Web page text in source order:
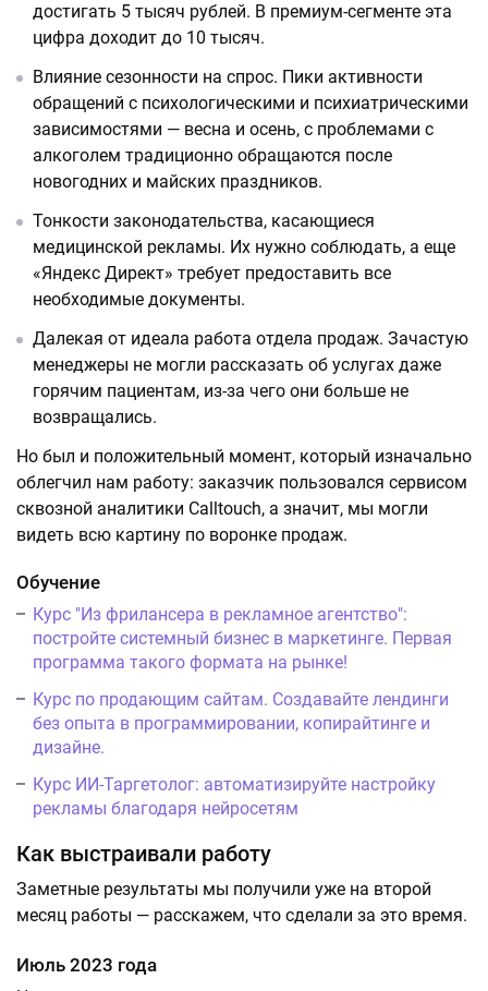
достигать 5 тысяч рублей. В премиум-сегменте эта
цифра доходит до 10 тысяч.
Влияние сезонности на спрос. Пики активности
обращений с психологическими и психиатрическими
зависимостями — весна и осень, с проблемами с
алкоголем традиционно обращаются после
новогодних и майских праздников.
Тонкости законодательства, касающиеся
медицинской рекламы. Их нужно соблюдать, а еще
«Яндекс Директ» требует предоставить все
необходимые документы.
Далекая от идеала работа отдела продаж. Зачастую
менеджеры не могли рассказать об услугах даже
горячим пациентам, из-за чего они больше не
возвращались.
Но был и положительный момент, который изначально
облегчил нам работу: заказчик пользовался сервисом
сквозной аналитики Calltouch, а значит, мы могли
видеть всю картину по воронке продаж.
Обучение
Курс "Из фрилансера в рекламное агентство":
постройте системный бизнес в маркетинге. Первая
программа такого формата на рынке!
Курс по продающим сайтам. Создавайте лендинги
без опыта в программировании, копирайтинге и
дизайне.
Курс ИИ-Таргетолог: автоматизируйте настройку
рекламы благодаря нейросетям
Как выстраивали работу
Заметные результаты мы получили уже на второй
месяц работы — расскажем, что сделали за это время.
Июль 2023 года